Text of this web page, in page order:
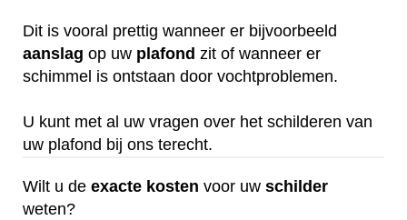
Dit is vooral prettig wanneer er bijvoorbeeld
aanslag op uw plafond zit of wanneer er
schimmel is ontstaan door vochtproblemen.
U kunt met al uw vragen over het schilderen van
uw plafond bij ons terecht.
Wilt u de exacte kosten voor uw schilder
weten?